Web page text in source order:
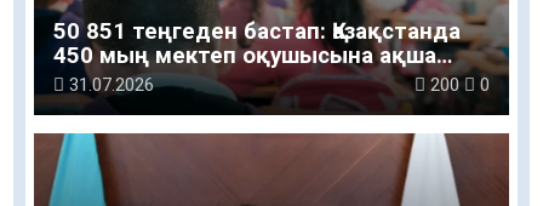
50 851 теңгеден бастап: Қазақстанда
450 мың мектеп оқушысына ақша
беріледі
31.07.2026 200 0